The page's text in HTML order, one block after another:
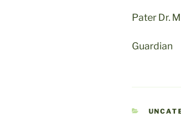
Pater Dr.
Guardian